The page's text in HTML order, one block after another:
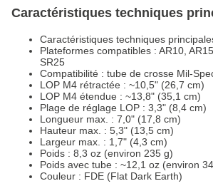
Caractéristiques techniques
Caractéristiques techniques
Plateformes compatibles : AR10,
SR25
Compatibilité : tube de crosse Mil-
LOP M4 rétractée : ~10,5" (26,7 cm)
LOP M4 étendue : ~13,8" (35,1 cm)
Plage de réglage LOP : 3,3" (8,4 cm)
Longueur max. : 7,0" (17,8 cm)
Hauteur max. : 5,3" (13,5 cm)
Largeur max. : 1,7" (4,3 cm)
Poids : 8,3 oz (environ 235 g)
Poids avec tube : ~12,1 oz (environ
Couleur : FDE (Flat Dark Earth)